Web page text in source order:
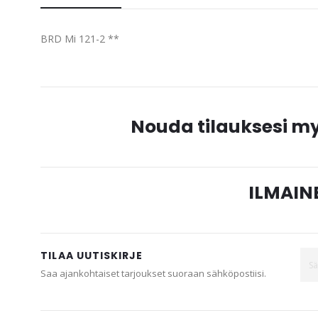
of
gallery
BRD Mi 121-2 **
Nouda tilauksesi
TILAA UUTISKIRJE
Saa ajankohtaiset tarjoukset suoraan sähköpostiisi.